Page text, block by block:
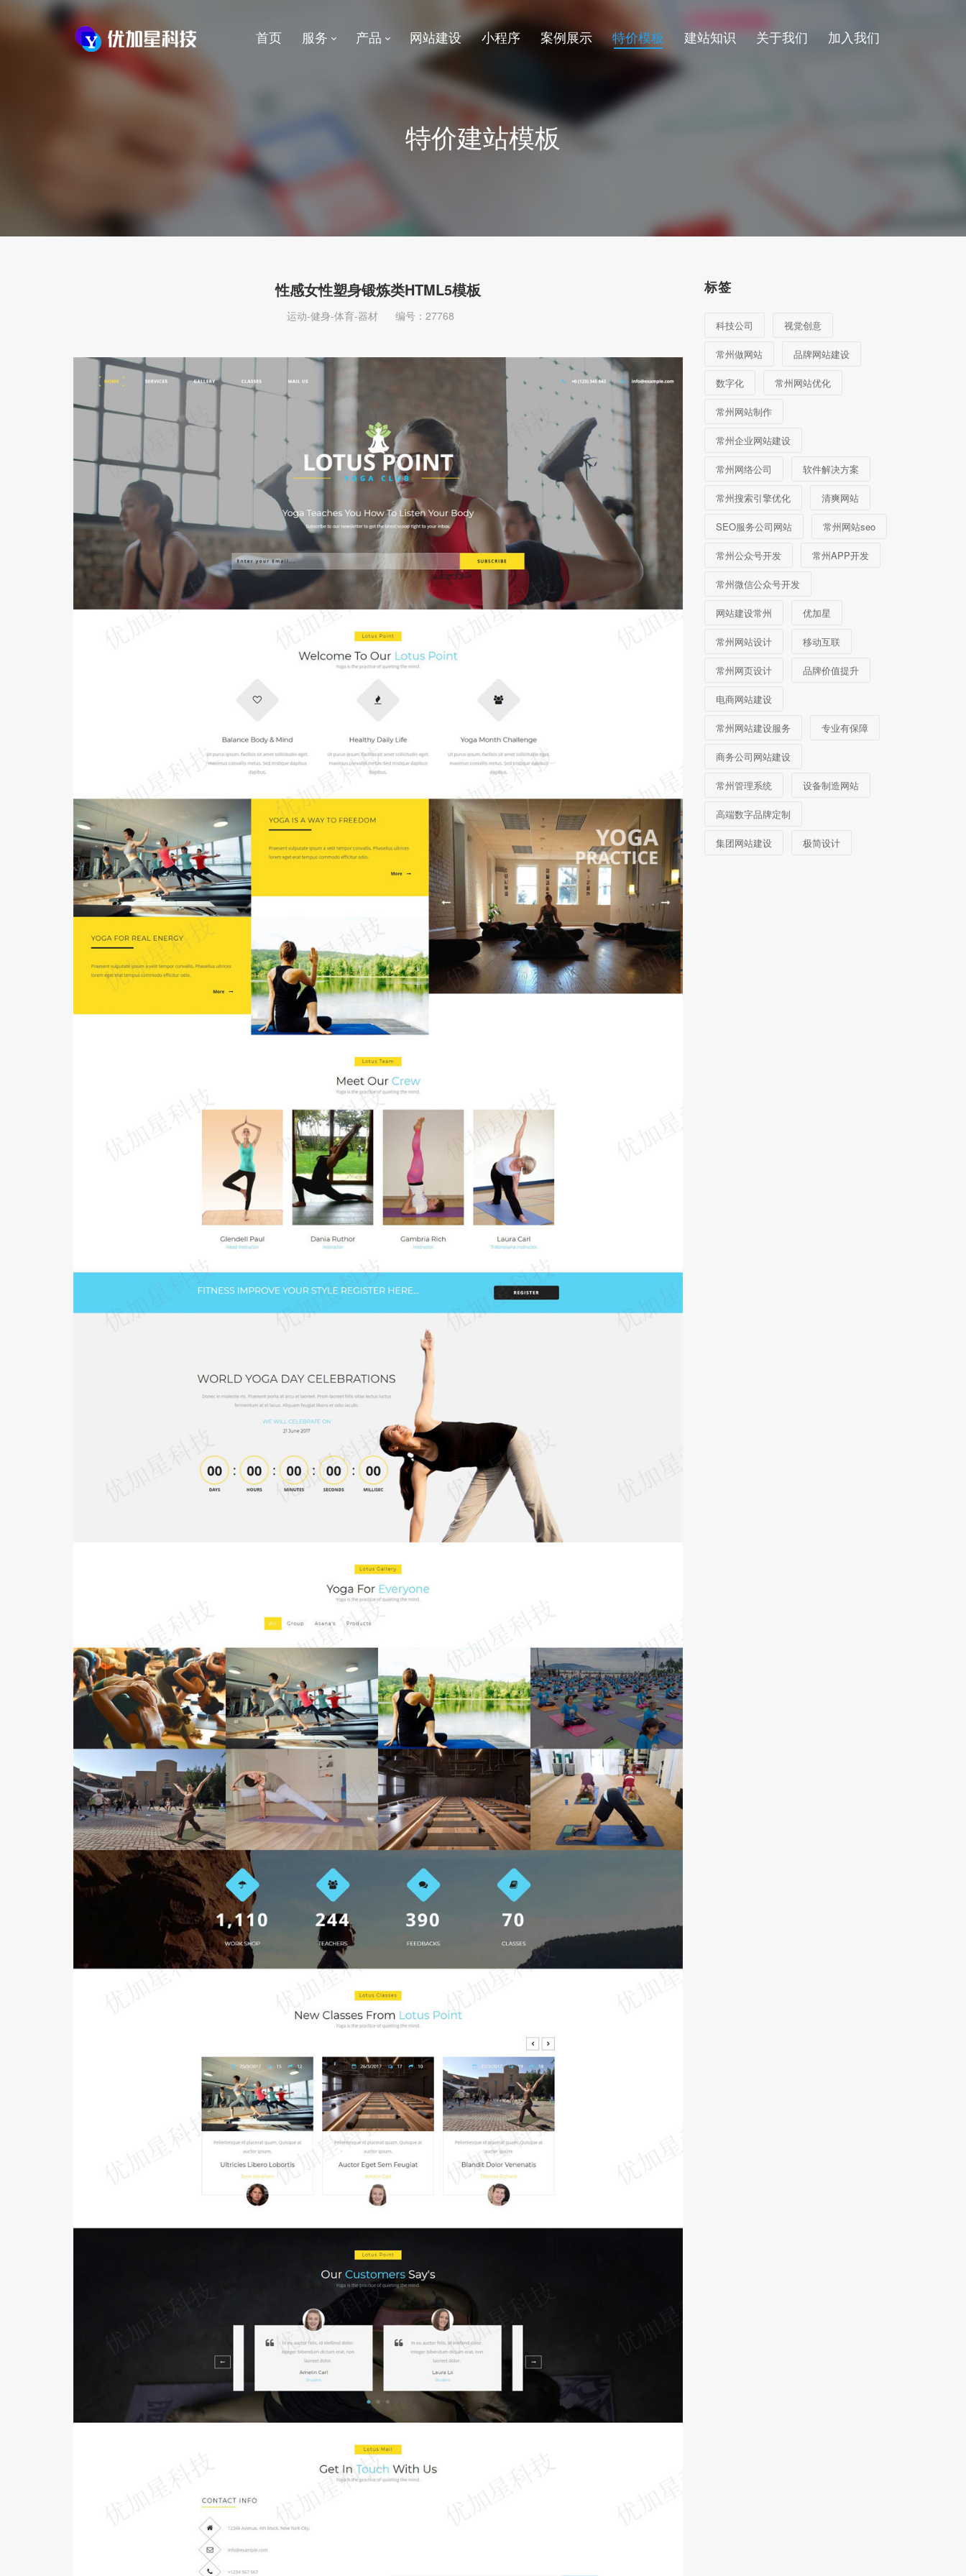
首页 服务 产品 网站建设 小程序 案例展示 特价模板 建站知识 关于我们 加入我们
特价建站模板
性感女性塑身锻炼类HTML5模板
运动-健身-体育-器材 编号：27768
标签
科技公司 视觉创意
常州做网站 品牌网站建设
数字化 常州网站优化
常州网站制作
常州企业网站建设
常州网络公司 软件解决方案
常州搜索引擎优化 清爽网站
SEO服务公司网站 常州网站seo
常州公众号开发 常州APP开发
常州微信公众号开发
网站建设常州 优加星
常州网站设计 移动互联
常州网页设计 品牌价值提升
电商网站建设
常州网站建设服务 专业有保障
商务公司网站建设
常州管理系统 设备制造网站
高端数字品牌定制
集团网站建设 极简设计